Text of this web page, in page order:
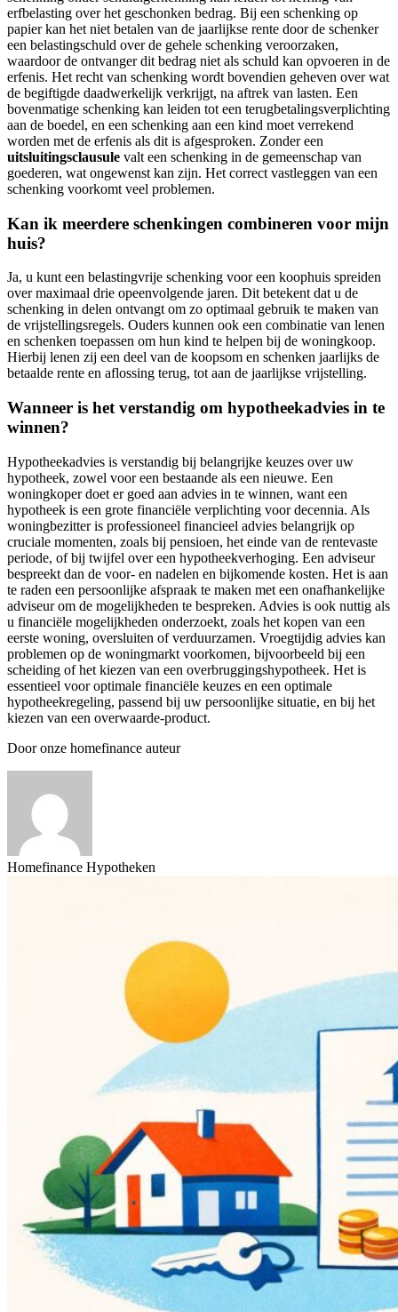
erfbelasting over het geschonken bedrag. Bij een schenking op
papier kan het niet betalen van de jaarlijkse rente door de schenker
een belastingschuld over de gehele schenking veroorzaken,
waardoor de ontvanger dit bedrag niet als schuld kan opvoeren in de
erfenis. Het recht van schenking wordt bovendien geheven over wat
de begiftigde daadwerkelijk verkrijgt, na aftrek van lasten. Een
bovenmatige schenking kan leiden tot een terugbetalingsverplichting
aan de boedel, en een schenking aan een kind moet verrekend
worden met de erfenis als dit is afgesproken. Zonder een
uitsluitingsclausule valt een schenking in de gemeenschap van
goederen, wat ongewenst kan zijn. Het correct vastleggen van een
schenking voorkomt veel problemen.
Kan ik meerdere schenkingen combineren voor mijn
huis?
Ja, u kunt een belastingvrije schenking voor een koophuis spreiden
over maximaal drie opeenvolgende jaren. Dit betekent dat u de
schenking in delen ontvangt om zo optimaal gebruik te maken van
de vrijstellingsregels. Ouders kunnen ook een combinatie van lenen
en schenken toepassen om hun kind te helpen bij de woningkoop.
Hierbij lenen zij een deel van de koopsom en schenken jaarlijks de
betaalde rente en aflossing terug, tot aan de jaarlijkse vrijstelling.
Wanneer is het verstandig om hypotheekadvies in te
winnen?
Hypotheekadvies is verstandig bij belangrijke keuzes over uw
hypotheek, zowel voor een bestaande als een nieuwe. Een
woningkoper doet er goed aan advies in te winnen, want een
hypotheek is een grote financiële verplichting voor decennia. Als
woningbezitter is professioneel financieel advies belangrijk op
cruciale momenten, zoals bij pensioen, het einde van de rentevaste
periode, of bij twijfel over een hypotheekverhoging. Een adviseur
bespreekt dan de voor- en nadelen en bijkomende kosten. Het is aan
te raden een persoonlijke afspraak te maken met een onafhankelijke
adviseur om de mogelijkheden te bespreken. Advies is ook nuttig als
u financiële mogelijkheden onderzoekt, zoals het kopen van een
eerste woning, oversluiten of verduurzamen. Vroegtijdig advies kan
problemen op de woningmarkt voorkomen, bijvoorbeeld bij een
scheiding of het kiezen van een overbruggingshypotheek. Het is
essentieel voor optimale financiële keuzes en een optimale
hypotheekregeling, passend bij uw persoonlijke situatie, en bij het
kiezen van een overwaarde-product.
Door onze homefinance auteur
Homefinance Hypotheken